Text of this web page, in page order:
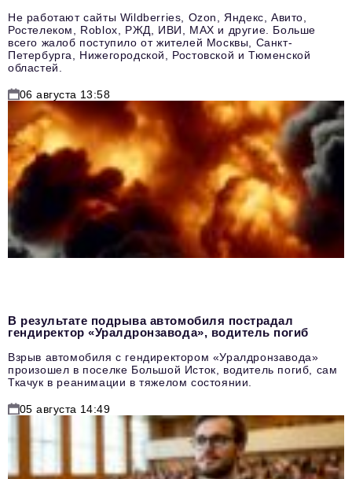
Не работают сайты Wildberries, Ozon, Яндекс, Авито,
Ростелеком, Roblox, РЖД, ИВИ, MAX и другие. Больше
всего жалоб поступило от жителей Москвы, Санкт-
Петербурга, Нижегородской, Ростовской и Тюменской
областей.
06 августа 13:58
В результате подрыва автомобиля пострадал
гендиректор «Уралдронзавода», водитель погиб
Взрыв автомобиля с гендиректором «Уралдронзавода»
произошел в поселке Большой Исток, водитель погиб, сам
Ткачук в реанимации в тяжелом состоянии.
05 августа 14:49